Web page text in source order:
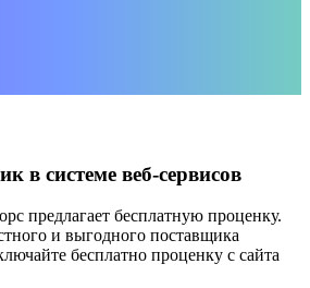
в системе веб-сервисов
предлагает бесплатную проценку.
и выгодного поставщика
бесплатно проценку с сайта